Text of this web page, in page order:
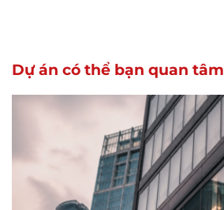
Dự án có thể bạn quan tâm